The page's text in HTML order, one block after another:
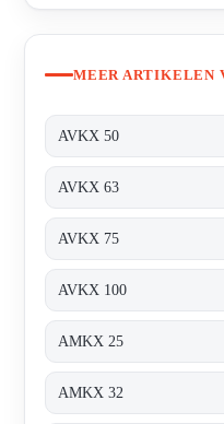
MEER ARTIKELEN
AVKX 50
AVKX 63
AVKX 75
AVKX 100
AMKX 25
AMKX 32